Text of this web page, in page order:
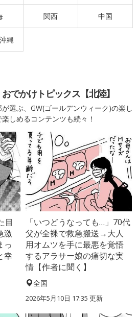
関西 中国
縄
でかけトピックス【北陸】
選ぶ、GW(ゴールデンウィーク)の楽し
しめるコンテンツも続々！
目
激
っ
幸
「いつどうなっても…」70代
父が全裸で救急搬送→大人
用オムツを手に最悪を覚悟
するアラサー娘の痛切な実
情【作者に聞く】
全国
2026年5月10日 17:35 更新